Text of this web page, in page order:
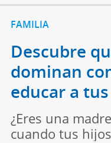
FAMILIA
Descubre
dominan
educar a
¿Eres una
cuando tus